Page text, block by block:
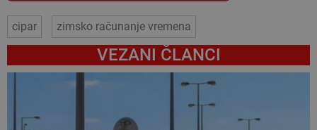
cipar zimsko računanje vremena
VEZANI ČLANCI